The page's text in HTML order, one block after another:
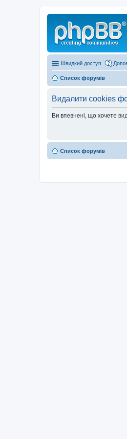
Швидкий доступ
Список форумів
Видалити cookies
Ви впевнені, що хочете
Список форумів